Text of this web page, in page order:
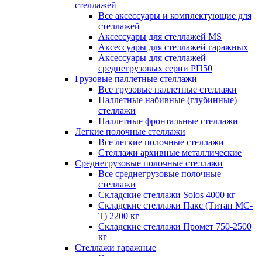
стеллажей
Все аксессуары и комплектующие для
стеллажей
Аксессуары для стеллажей MS
Аксессуары для стеллажей гаражных
Аксессуары для стеллажей
среднегрузовых серии РП50
Грузовые паллетные стеллажи
Все грузовые паллетные стеллажи
Паллетные набивные (глубинные)
стеллажи
Паллетные фронтальные стеллажи
Легкие полочные стеллажи
Все легкие полочные стеллажи
Стеллажи архивные металлические
Среднегрузовые полочные стеллажи
Все среднегрузовые полочные
стеллажи
Складские стеллажи Solos 4000 кг
Складские стеллажи Пакс (Титан МС-
Т) 2200 кг
Складские стеллажи Промет 750-2500
кг
Стеллажи гаражные